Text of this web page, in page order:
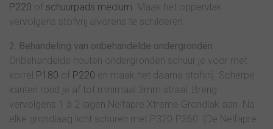
P220 of schuurpads medium. Maak het oppervlak
vervolgens stofvrij alvorens te schilderen.
2. Behandeling van onbehandelde ondergronden
Onbehandelde houten ondergronden schuur je voor met
korrel P180 of P220 en maak het daarna stofvrij. Scherpe
kanten rond je af tot minimaal 3mm straal. Breng
vervolgens 1 à 2 lagen Nelfapre Xtreme Grondlak aan. Na
elke grondlaag licht schuren met P320-P360. (De Nelfapre